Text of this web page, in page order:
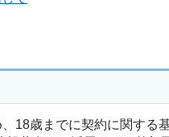
歳までに契約に関する